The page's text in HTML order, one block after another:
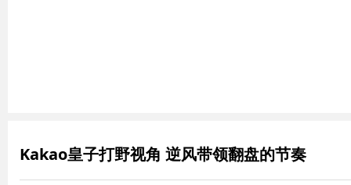
Kakao皇子打野视角 逆风带领翻盘的节奏